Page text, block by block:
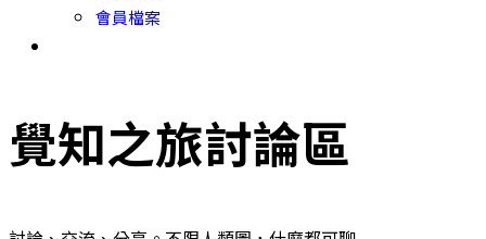
會員檔案
覺知之旅討論區